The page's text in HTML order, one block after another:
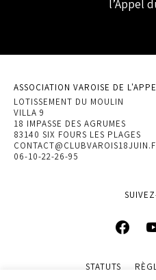
l’Appel
ASSOCIATION VAROISE DE
LOTISSEMENT DU MOULIN
VILLA 9
18 IMPASSE DES AGRUMES
83140 SIX FOURS LES PLAGES
06-10-22-26-95
STATUTS